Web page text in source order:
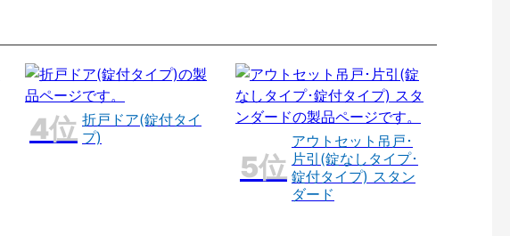
折戸ドア(錠付タイ
プ)
アウトセット吊戸･
片引(錠なしタイプ･
錠付タイプ) スタン
ダード